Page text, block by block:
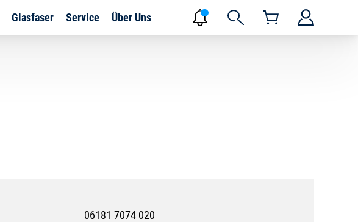
Glasfaser Service Über Uns
06181 7074 020